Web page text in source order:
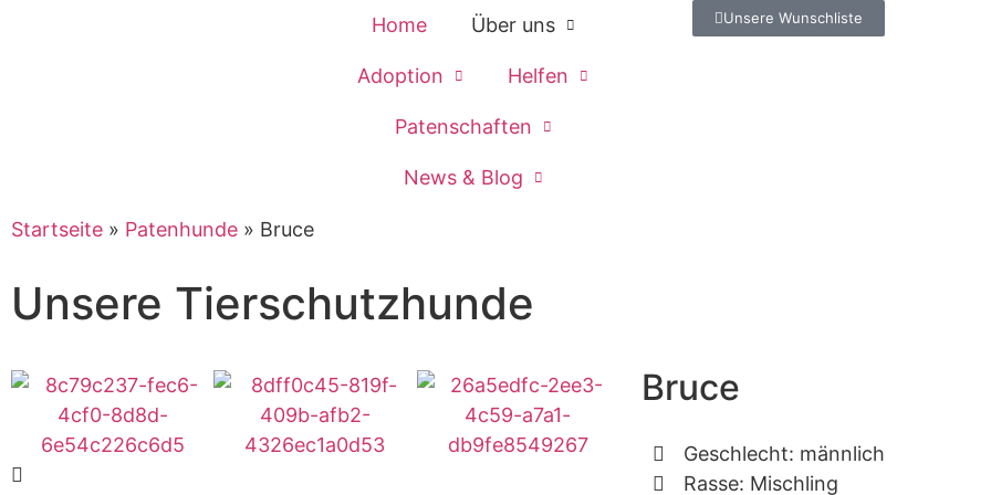
Home Über uns
Adoption Helfen
Patenschaften
News & Blog
Unsere Wunschliste
Startseite » Patenhunde » Bruce
Unsere Tierschutzhunde
Bruce
Geschlecht: männlich
Rasse: Mischling